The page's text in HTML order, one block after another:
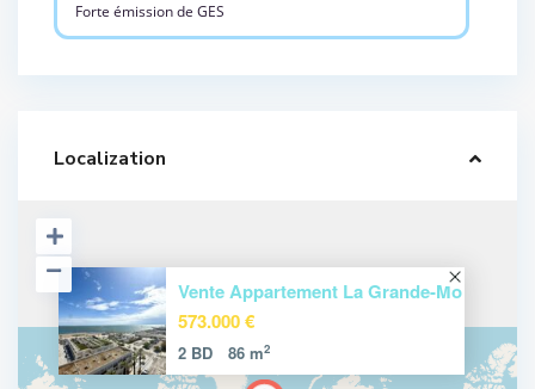
Forte émission de GES
Localization
Vente Appartement La Grande-Mo
573.000 €
2 BD 86 m2